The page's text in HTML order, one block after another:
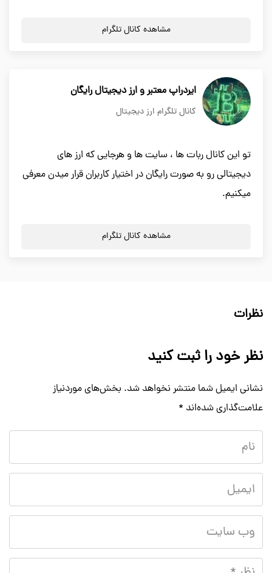
مشاهده کانال تلگرام
ایردراپ معتبر و ارز دیجیتال رایگان
کانال تلگرام ارز دیجیتال
تو این کانال ربات ها ، سایت ها و هرجایی که ارز های
دیجیتالی رو به صورت رایگان در اختیار کاربران قرار میدن معرفی
میکنیم.
مشاهده کانال تلگرام
نظرات
نظر خود را ثبت کنید
نشانی ایمیل شما منتشر نخواهد شد. بخش‌های موردنیاز
علامت‌گذاری شده‌اند *